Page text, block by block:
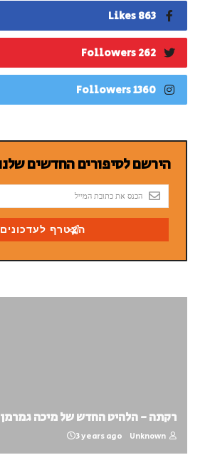
863 Likes
262 Followers
1360 Followers
רקתה - הלהיט החדש של מיכה גמרמן
Unknown
3 years ago